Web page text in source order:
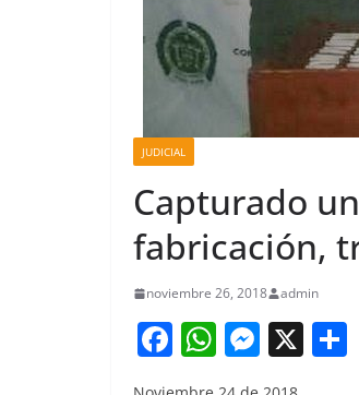
JUDICIAL
Capturado
fabricación,
noviembre 26, 2018 admin
F
a
W M X